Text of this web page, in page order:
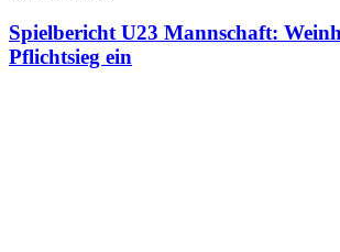
Spielbericht U23 Mannschaft:
Pflichtsieg ein